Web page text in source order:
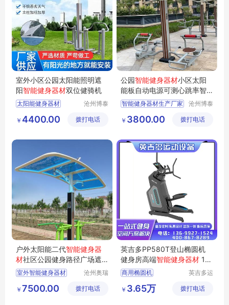
室外小区公园太阳能照明遮
阳智能健身器材双位健骑机
太阳能健身器材
智能健身器材
照明健身器材
沧州博泰
有限公司
￥ 4400.00 拨打电话
公园智能健身器材小区太阳
能板自动电源可测心跳率智
能健身路径
智能健身器材生产厂家
智能健身器材批发厂家
智能健身器材批发
沧州博泰
有限公司
￥ 3800.00 拨打电话
户外太阳能二代智能健身器
材社区公园健身路径广场遮
阳棚健身器械
室外智能健身器材
智能健身驿站
沧州奥瑞
制造有限
￥ 7500.00 拨打电话
英吉多PP580T登山椭圆机
健身房高端智能健身器材 15.
6寸触摸屏
商用椭圆机
登山椭圆机
健身器材
英吉多运
展（北
￥ 3.65万 拨打电话